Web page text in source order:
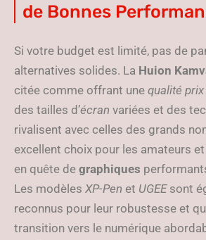
de Bonnes
Si votre budget est limité, pas de
alternatives solides. La Huion
citée comme offrant une qualité prix
des tailles d’écran variées et des
rivalisent avec celles des grands
excellent choix pour les amateurs
en quête de graphiques
Les modèles XP-Pen et UGEEsont
reconnus pour leur robustesse et
transition vers le numérique